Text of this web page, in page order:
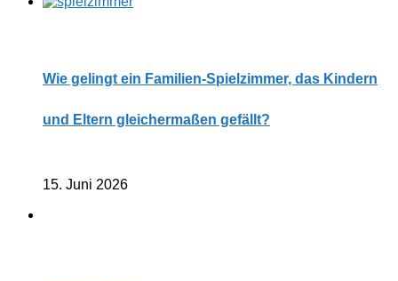
Wie gelingt ein Familien-Spielzimmer, das Kindern
und Eltern gleichermaßen gefällt?
15. Juni 2026